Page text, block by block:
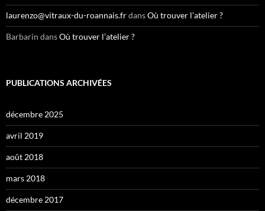
laurenzo@vitraux-du-roannais.frdansOù trouver l’atelier ?
Barbarin dansOù trouver l’atelier ?
PUBLICATIONS ARCHIVÉES
décembre 2025
avril 2019
août 2018
mars 2018
décembre 2017